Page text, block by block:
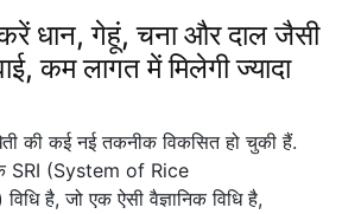
धान, गेहूं, चना और दाल जैसी
कम लागत में मिलेगी ज्यादा
की कई नई तकनीक विकसित हो चुकी हैं.
SRI (System of Rice
है, जो एक ऐसी वैज्ञानिक विधि है,